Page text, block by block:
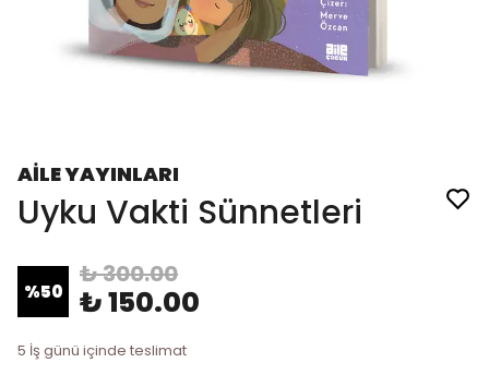
AİLE YAYINLARI
Uyku Vakti Sünnetleri
%50
₺ 300.00
₺ 150.00
5 İş günü içinde teslimat